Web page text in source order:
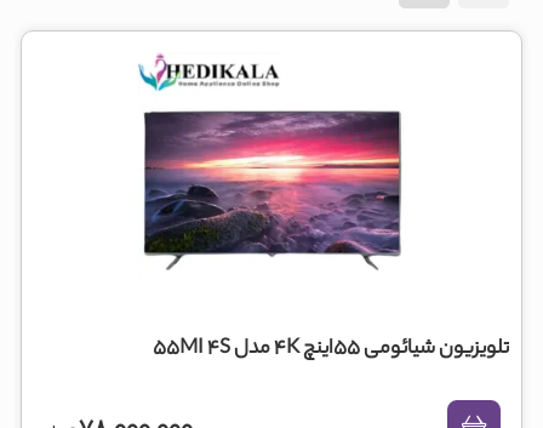
تلویزیون شیائومی 55اینچ 4K مدل 55MI 4S